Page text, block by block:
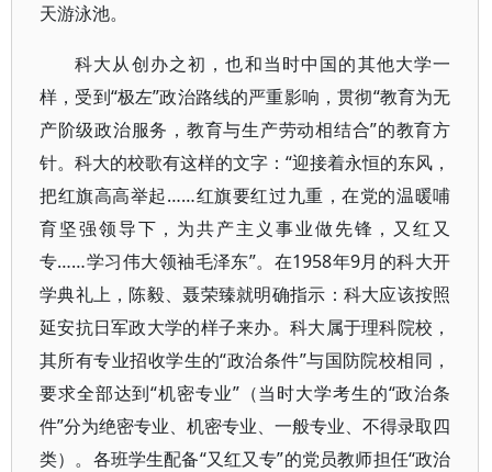
天游泳池。
科大从创办之初，也和当时中国的其他大学一
样，受到“极左”政治路线的严重影响，贯彻“教育为无
产阶级政治服务，教育与生产劳动相结合”的教育方
针。科大的校歌有这样的文字：“迎接着永恒的东风，
把红旗高高举起……红旗要红过九重，在党的温暖哺
育坚强领导下，为共产主义事业做先锋，又红又
专……学习伟大领袖毛泽东”。在1958年9月的科大开
学典礼上，陈毅、聂荣臻就明确指示：科大应该按照
延安抗日军政大学的样子来办。科大属于理科院校，
其所有专业招收学生的“政治条件”与国防院校相同，
要求全部达到“机密专业”（当时大学考生的“政治条
件”分为绝密专业、机密专业、一般专业、不得录取四
类）。各班学生配备“又红又专”的党员教师担任“政治